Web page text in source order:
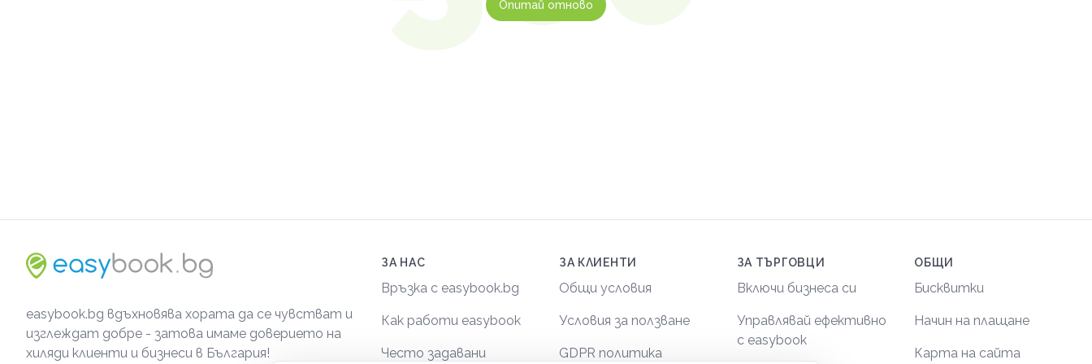
Опитай отново
easybook.bg вдъхновява хората да се чувстват и
изглеждат добре - затова имаме доверието на
хиляди клиенти и бизнеси в България!
ЗА НАС
Връзка с easybook.bg
Как работи easybook
Често задавани
ЗА КЛИЕНТИ
Общи условия
Условия за ползване
GDPR политика
ЗА ТЪРГОВЦИ
Включи бизнеса си
Управлявай ефективно
с easybook
ОБЩИ
Бисквитки
Начин на плащане
Карта на сайта